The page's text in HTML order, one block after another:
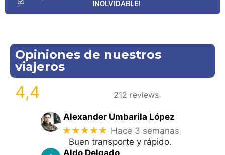
INOLVIDABLE!
Opiniones de nuestros
viajeros
4,4 212 reviews
Alexander Umbarila López
★★★★★ Hace 3 semanas
Buen transporte y rápido.